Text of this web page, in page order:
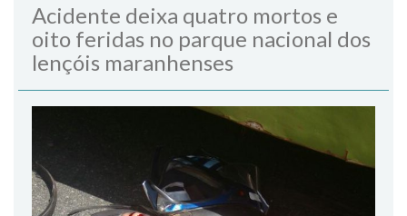
Acidente deixa quatro mortos e
oito feridas no parque nacional dos
lençóis maranhenses